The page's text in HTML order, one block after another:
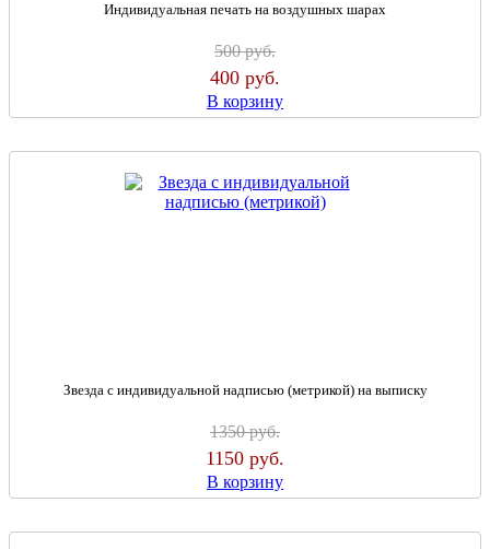
Индивидуальная печать на воздушных шарах
500руб.
400 руб.
В корзину
Звезда с индивидуальной надписью (метрикой) на выписку
1350руб.
1150 руб.
В корзину